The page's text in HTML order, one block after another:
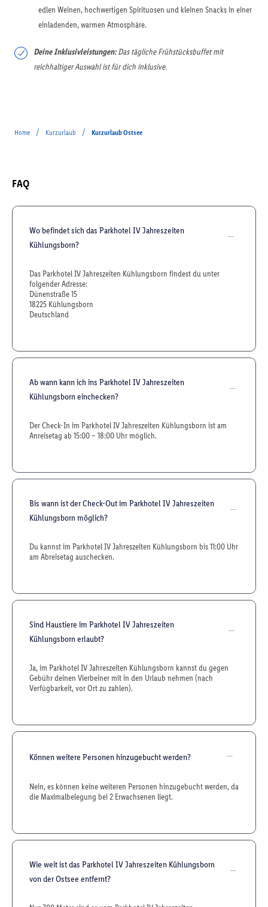
edlen Weinen, hochwertigen Spirituosen und kleinen Snacks in einer
einladenden, warmen Atmosphäre.
Deine Inklusivleistungen:Das tägliche Frühstücksbuffet mit
reichhaltiger Auswahl ist für dich inklusive.
Home / Kurzurlaub / Kurzurlaub Ostsee
FAQ
Wo befindet sich das Parkhotel IV Jahreszeiten
Kühlungsborn?
Das Parkhotel IV Jahreszeiten Kühlungsborn findest du unter
folgender Adresse:
Dünenstraße 15
18225 Kühlungsborn
Deutschland
Ab wann kann ich ins Parkhotel IV Jahreszeiten
Kühlungsborn einchecken?
Der Check-In im Parkhotel IV Jahreszeiten Kühlungsborn ist am
Anreisetag ab 15:00 – 18:00 Uhr möglich.
Bis wann ist der Check-Out im Parkhotel IV Jahreszeiten
Kühlungsborn möglich?
Du kannst im Parkhotel IV Jahreszeiten Kühlungsborn bis 11:00 Uhr
am Abreisetag auschecken.
Sind Haustiere im Parkhotel IV Jahreszeiten
Kühlungsborn erlaubt?
Ja, im Parkhotel IV Jahreszeiten Kühlungsborn kannst du gegen
Gebühr deinen Vierbeiner mit in den Urlaub nehmen (nach
Verfügbarkeit, vor Ort zu zahlen).
Können weitere Personen hinzugebucht werden?
Nein, es können keine weiteren Personen hinzugebucht werden, da
die Maximalbelegung bei 2 Erwachsenen liegt.
Wie weit ist das Parkhotel IV Jahreszeiten Kühlungsborn
von der Ostsee entfernt?